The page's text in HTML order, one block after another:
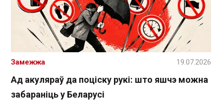
Ад акуляраў да поціску рукі: што яшчэ можна
забараніць у Беларусі
Замежжа 19.07.2026